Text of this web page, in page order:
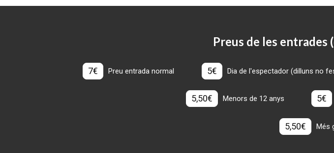
Preus de les entrades
7€ Preu entrada normal 5€ Dia de l'espectador (dilluns no
5,50€ Menors de 12 anys 5€
5,50€ Més